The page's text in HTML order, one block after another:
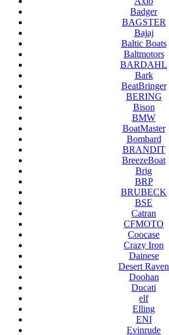
Badger
BAGSTER
Bajaj
Baltic Boats
Baltmotors
BARDAHL
Bark
BeatBringer
BERING
Bison
BMW
BoatMaster
Bombard
BRANDIT
BreezeBoat
Brig
BRP
BRUBECK
BSE
Catran
CFMOTO
Coocase
Crazy Iron
Dainese
Desert Raven
Doohan
Ducati
elf
Elling
ENI
Evinrude